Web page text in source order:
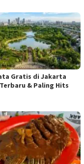
Gratis di Jakarta
& Paling Hits